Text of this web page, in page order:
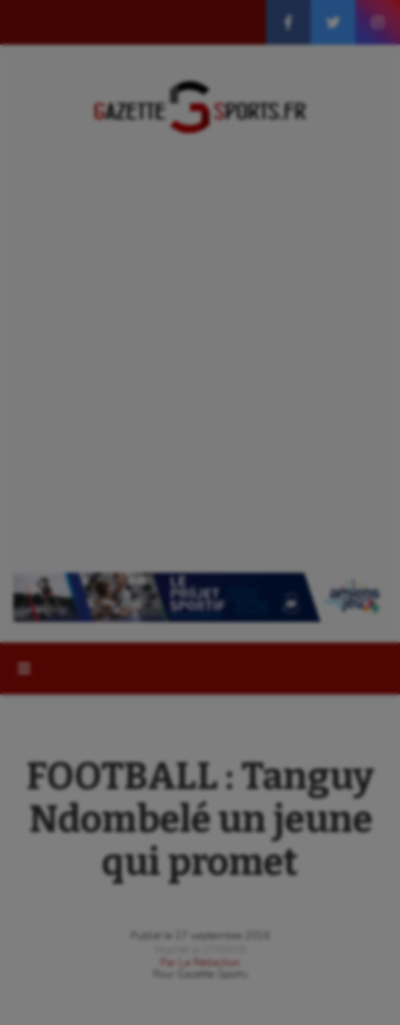
FOOTBALL : Tanguy
Ndombelé un jeune
qui promet
Publié le
27 septembre 2016
Par
La Rédaction
Gazette Sports